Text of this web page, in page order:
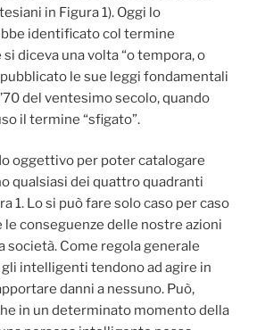
in Figura 1). Oggi lo
identificato col termine
si diceva una volta “o tempora, o
le sue leggi fondamentali
del ventesimo secolo, quando
il termine “sfigato”.
oggettivo per poter catalogare
qualsiasi dei quattro quadranti
1. Lo si può fare solo caso per caso
le conseguenze delle nostre azioni
società. Come regola generale
intelligenti tendono ad agire in
danni a nessuno. Può,
in un determinato momento della